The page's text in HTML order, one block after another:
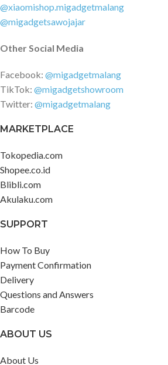
@xiaomishop.migadgetmalang
@migadgetsawojajar
Other Social Media
Facebook: @migadgetmalang
TikTok: @migadgetshowroom
Twitter: @migadgetmalang
MARKETPLACE
Tokopedia.com
Shopee.co.id
Blibli.com
Akulaku.com
SUPPORT
How To Buy
Payment Confirmation
Delivery
Questions and Answers
Barcode
ABOUT US
About Us